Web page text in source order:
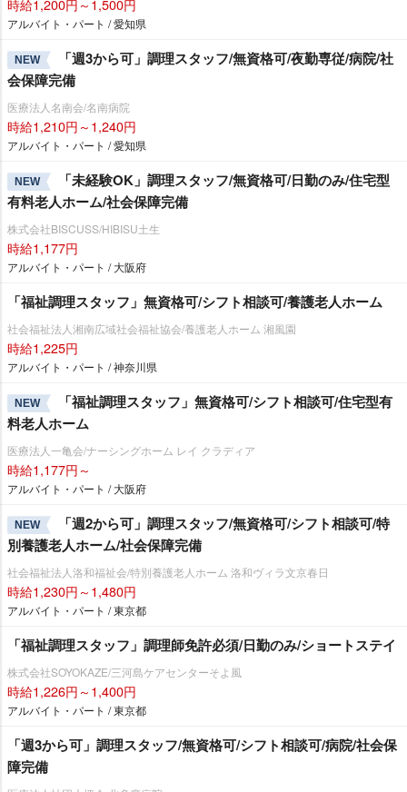
時給1,200円～1,500円
アルバイト・パート / 愛知県
NEW
「週3から可」調理スタッフ/無資格可/夜勤専従/病院/社
会保障完備
医療法人名南会/名南病院
時給1,210円～1,240円
アルバイト・パート / 愛知県
NEW
「未経験OK」調理スタッフ/無資格可/日勤のみ/住宅型
有料老人ホーム/社会保障完備
株式会社BISCUSS/HIBISU土生
時給1,177円
アルバイト・パート / 大阪府
「福祉調理スタッフ」無資格可/シフト相談可/養護老人ホーム
社会福祉法人湘南広域社会福祉協会/養護老人ホーム 湘風園
時給1,225円
アルバイト・パート / 神奈川県
NEW
「福祉調理スタッフ」無資格可/シフト相談可/住宅型有
料老人ホーム
医療法人一亀会/ナーシングホーム レイ クラディア
時給1,177円～
アルバイト・パート / 大阪府
NEW
「週2から可」調理スタッフ/無資格可/シフト相談可/特
別養護老人ホーム/社会保障完備
社会福祉法人洛和福祉会/特別養護老人ホーム 洛和ヴィラ文京春日
時給1,230円～1,480円
アルバイト・パート / 東京都
「福祉調理スタッフ」調理師免許必須/日勤のみ/ショートステイ
株式会社SOYOKAZE/三河島ケアセンターそよ風
時給1,226円～1,400円
アルバイト・パート / 東京都
「週3から可」調理スタッフ/無資格可/シフト相談可/病院/社会保
障完備